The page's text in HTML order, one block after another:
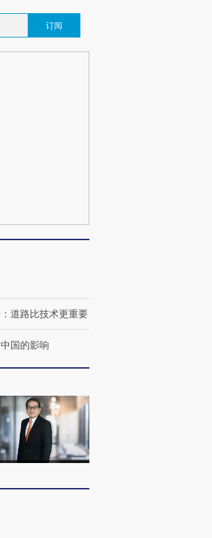
头抗争将教
台
机”？难民潮撕裂西班牙
飞地休达
【商旅对话】华住集团
订阅
道路比技术更重要
国的影响